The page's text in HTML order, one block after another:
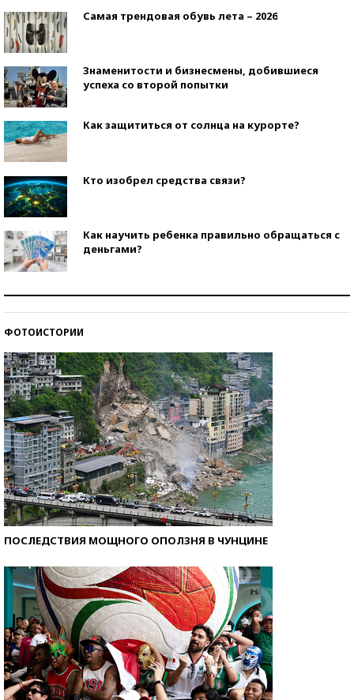
Самая трендовая обувь лета – 2026
Знаменитости и бизнесмены, добившиеся
успеха со второй попытки
Как защититься от солнца на курорте?
Кто изобрел средства связи?
Как научить ребенка правильно обращаться с
деньгами?
ФОТОИСТОРИИ
ПОСЛЕДСТВИЯ МОЩНОГО ОПОЛЗНЯ В ЧУНЦИНЕ